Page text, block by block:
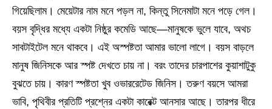
গিয়েছিলাম। মেয়েটার নাম মনে পড়ল না, কিন্তু সিনেমাটা মনে পড়ে গেল।
বয়স বৃদ্ধির মধ্যে একটা নিষ্ঠুর কমেডি আছে—মানুষকে ভুলে যাবে, অথচ
সাবটাইটেল মনে থাকবে। এই অস্পষ্টতা আমার ভালো লাগে। বয়স বাড়লে
মানুষ জিনিসকে আর স্পষ্ট দেখতে চায় না। বরং তাদের চারপাশের কুয়াশাটুকু
বুঝতে চায়। কারণ স্পষ্টতা খুব ওভাররেটেড জিনিস। তরুণ বয়সে আমরা
ভাবি, পৃথিবীর প্রতিটি প্রশ্নের একটা কারেক্ট আনসার আছে। তারপর ধীরে